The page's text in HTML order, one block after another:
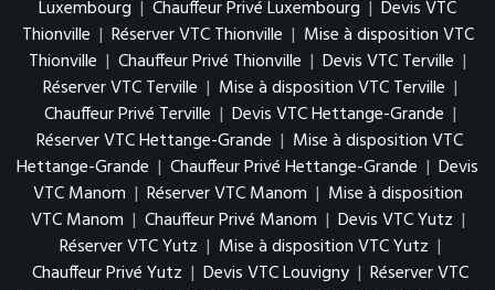
Luxembourg | Chauffeur Privé Luxembourg | Devis VTC
Thionville | Réserver VTC Thionville | Mise à disposition VTC
Thionville | Chauffeur Privé Thionville | Devis VTC Terville |
Réserver VTC Terville | Mise à disposition VTC Terville |
Chauffeur Privé Terville | Devis VTC Hettange-Grande |
Réserver VTC Hettange-Grande | Mise à disposition VTC
Hettange-Grande | Chauffeur Privé Hettange-Grande | Devis
VTC Manom | Réserver VTC Manom | Mise à disposition
VTC Manom | Chauffeur Privé Manom | Devis VTC Yutz |
Réserver VTC Yutz | Mise à disposition VTC Yutz |
Chauffeur Privé Yutz | Devis VTC Louvigny | Réserver VTC